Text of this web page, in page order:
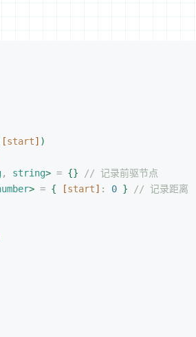
[start] )
, string> = {} // 记录前驱节点
> = { [start] : 0 } // 记录距离